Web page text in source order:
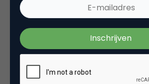
Mensen moeten zich
kunnen informeren
manier waarop zij